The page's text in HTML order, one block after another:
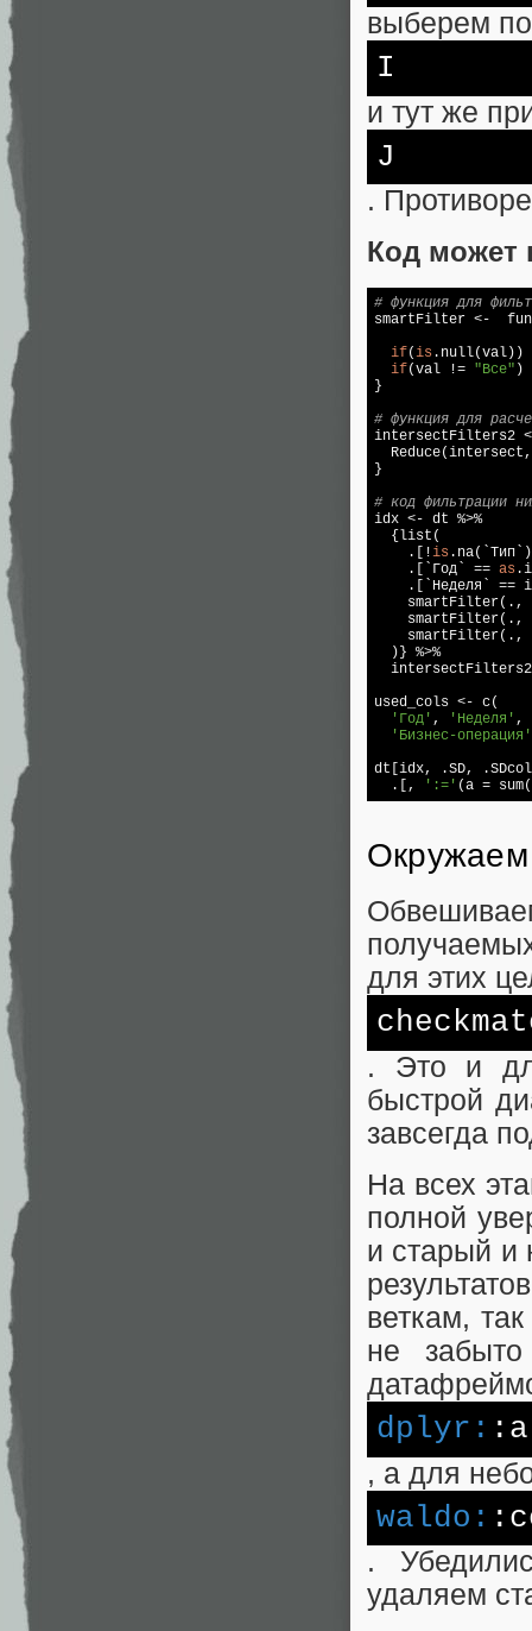
выберем
I
и тут же
J
.
Код может
# функция для
smartFilter <-
if(is .null(val))
if(val != "Все" )
}
# функция для
intersectFilters2
}
# код фильтрации
idx <- dt %>%
  {list(
    .[!
is
    .[`Год` ==
as
.[`Неделя` ==
  )} %>%
used_cols <- c(
'Год' , 'Неделя' ,
'Бизнес-операция'
dt[idx, .SD,
  .[,
':=' (a =
для этих
. Это и
быстрой
завсегда
На всех
полной
и старый и
веткам,
не
dplyr:
, а для
waldo:
.
удаляем